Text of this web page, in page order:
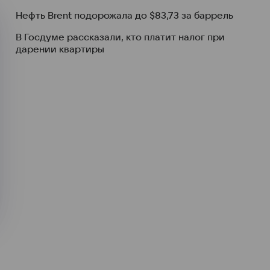
Нефть Brent подорожала до $83,73 за баррель
В Госдуме рассказали, кто платит налог при
дарении квартиры